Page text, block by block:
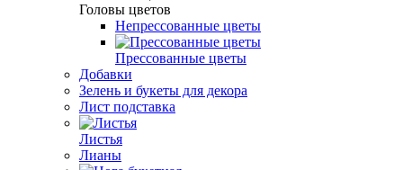
Головы цветов
Непрессованные цветы
Прессованные цветы
Добавки
Зелень и букеты для декора
Лист подставка
Листья
Лианы